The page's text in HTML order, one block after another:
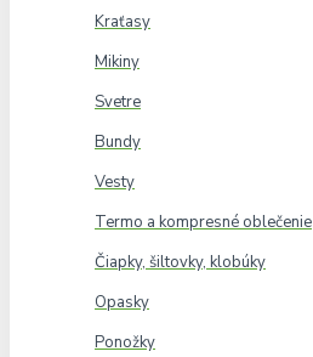
Kraťasy
Mikiny
Svetre
Bundy
Vesty
Termo a kompresné oblečenie
Čiapky, šiltovky, klobúky
Opasky
Ponožky